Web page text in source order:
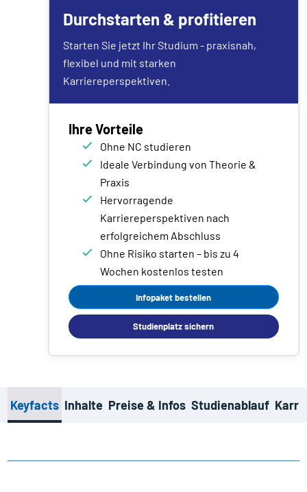
Durchstarten & profitieren
Starten Sie jetzt Ihr Studium - praxisnah,
flexibel und mit starken
Karriereperspektiven.
Ihre Vorteile
Ohne NC studieren
Ideale Verbindung von Theorie &
Praxis
Hervorragende
Karriereperspektiven nach
erfolgreichem Abschluss
Ohne Risiko starten – bis zu 4
Wochen kostenlos testen
Infopaket bestellen
Studienplatz sichern
Keyfacts Inhalte Preise & Infos Studienablauf